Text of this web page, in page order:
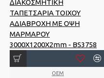
OEM